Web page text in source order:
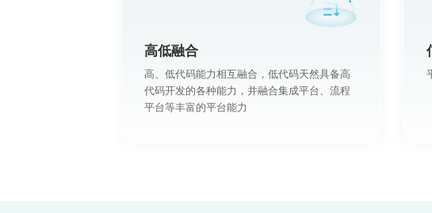
高低融合
高、低代码能力相互融合，低代码天然具备高
代码开发的各种能力，并融合集成平台、流程
平台等丰富的平台能力